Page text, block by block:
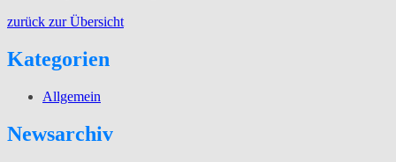
zurück zur Übersicht
Kategorien
Allgemein
Newsarchiv